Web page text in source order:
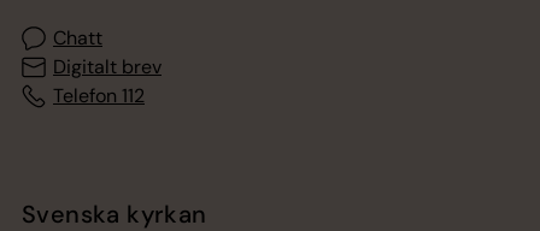
Chatt
Digitalt brev
Telefon 112
Svenska kyrkan